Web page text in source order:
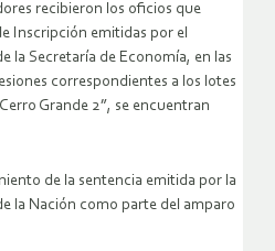
recibieron los oficios que
Inscripción emitidas por el
la Secretaría de Economía, en las
correspondientes a los lotes
Grande 2”, se encuentran
de la sentencia emitida por la
la Nación como parte del amparo